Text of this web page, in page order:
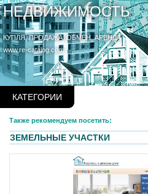
НЕДВИЖИМОСТЬ
КУПЛЯ, ПРОДАЖА, ОБМЕН, АРЕНДА
www.re-catalog.com
КАТЕГОРИИ
Также рекомендуем посетить:
ЗЕМЕЛЬНЫЕ УЧАСТКИ